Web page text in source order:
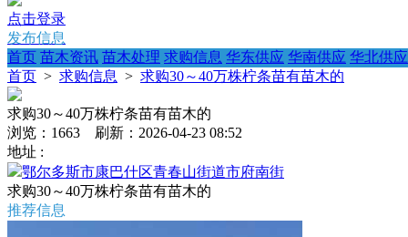
点击登录
发布信息
首页 苗木资讯 苗木处理 求购信息 华东供应 华南供应 华北供应
首页 > 求购信息 > 求购30～40万株柠条苗有苗木的
求购30～40万株柠条苗有苗木的
浏览：1663 刷新：2026-04-23 08:52
地址 :
鄂尔多斯市康巴什区青春山街道市府南街
求购30～40万株柠条苗有苗木的
推荐信息